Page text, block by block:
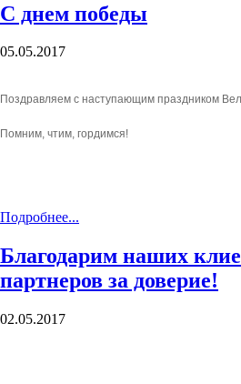
С днем победы
05.05.2017
Поздравляем с наступающим праздником
Помним, чтим, гордимся!
Подробнее...
Благодарим наших
партнеров за доверие!
02.05.2017